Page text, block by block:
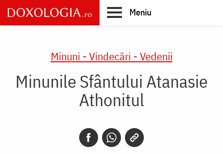
Skip
to
main
Meniu
Minuni - Vindecări - Vedenii
Minunile Sfântului Atanasie
Athonitul